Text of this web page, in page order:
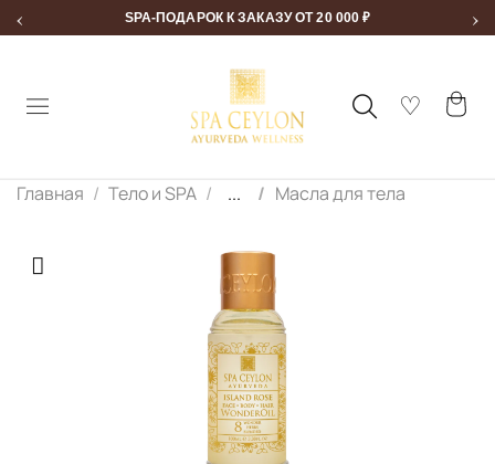
‹ SPA-ПОДАРОК К ЗАКАЗУ ОТ 20 000 ₽ ›
Главная Тело и SPA ... Масла для тела